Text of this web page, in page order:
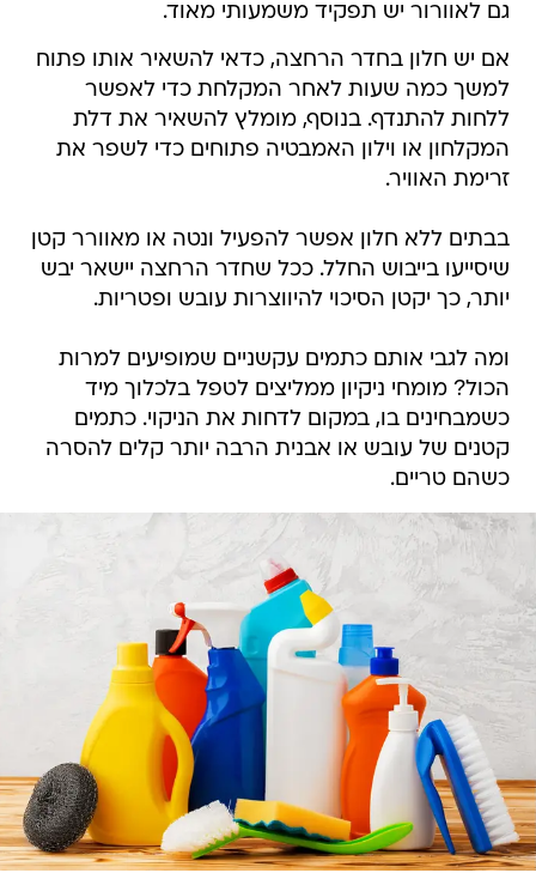
גם לאוורור יש תפקיד משמעותי מאוד.
אם יש חלון בחדר הרחצה, כדאי להשאיר אותו פתוח
למשך כמה שעות לאחר המקלחת כדי לאפשר
ללחות להתנדף. בנוסף, מומלץ להשאיר את דלת
המקלחון או וילון האמבטיה פתוחים כדי לשפר את
זרימת האוויר.
בבתים ללא חלון אפשר להפעיל ונטה או מאוורר קטן
שיסייעו בייבוש החלל. ככל שחדר הרחצה יישאר יבש
יותר, כך יקטן הסיכוי להיווצרות עובש ופטריות.
ומה לגבי אותם כתמים עקשניים שמופיעים למרות
הכול? מומחי ניקיון ממליצים לטפל בלכלוך מיד
כשמבחינים בו, במקום לדחות את הניקוי. כתמים
קטנים של עובש או אבנית הרבה יותר קלים להסרה
כשהם טריים.